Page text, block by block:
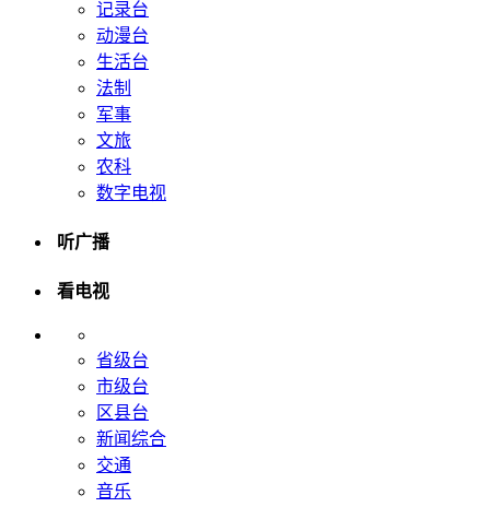
记录台
动漫台
生活台
法制
军事
文旅
农科
数字电视
听广播
看电视
省级台
市级台
区县台
新闻综合
交通
音乐